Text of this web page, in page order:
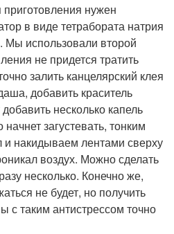
нужен
в виде тетрабората натрия
Мы использовали второй
не придется тратить
залить канцелярский клея
добавить краситель
несколько капель
начнет загустевать, тонким
накидываем лентами сверху
воздух. Можно сделать
несколько. Конечно же,
не будет, но получить
с таким антистрессом точно